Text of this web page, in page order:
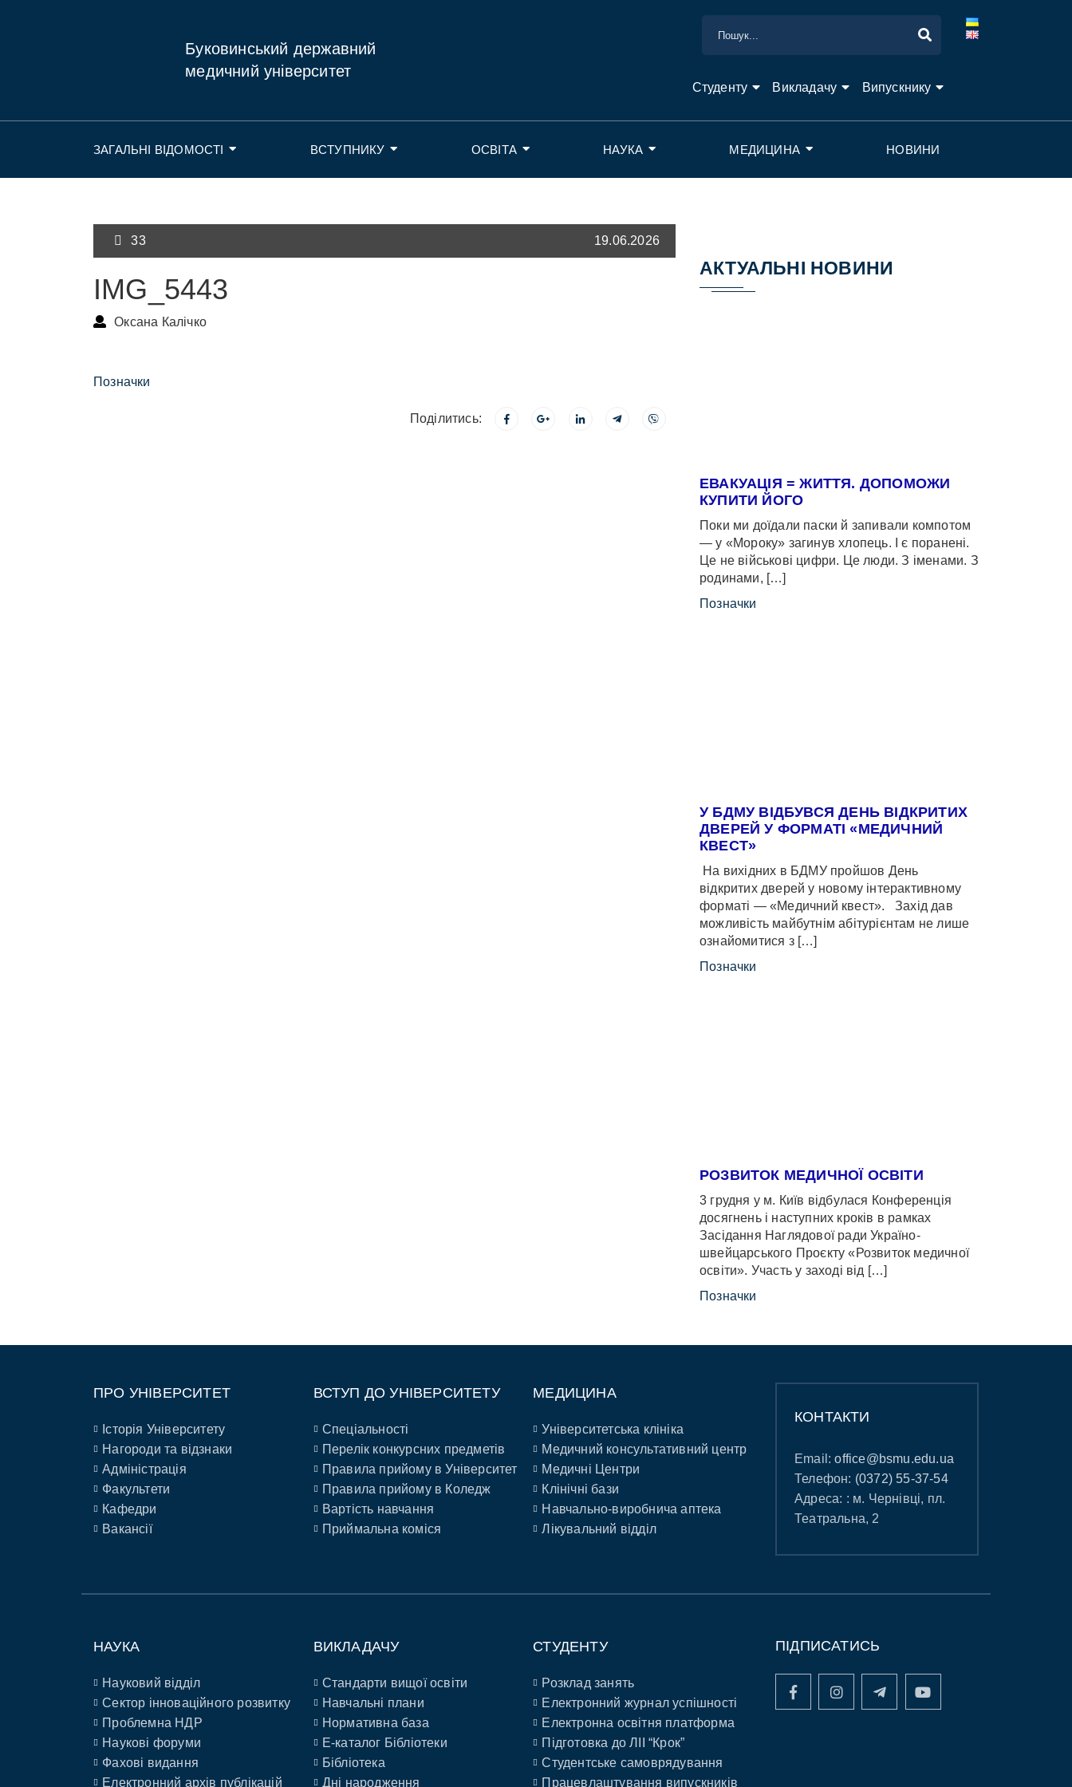
Буковинський державний
медичний університет
Студенту Викладачу Випускнику
ЗАГАЛЬНІ ВІДОМОСТІ ВСТУПНИКУ ОСВІТА НАУКА МЕДИЦИНА НОВИНИ
33 19.06.2026
IMG_5443
Оксана Калічко
Позначки
Поділитись:
АКТУАЛЬНІ НОВИНИ
ЕВАКУАЦІЯ = ЖИТТЯ. ДОПОМОЖИ
КУПИТИ ЙОГО
Поки ми доїдали паски й запивали компотом
— у «Мороку» загинув хлопець. І є поранені.
Це не військові цифри. Це люди. З іменами. З
родинами, […]
Позначки
У БДМУ ВІДБУВСЯ ДЕНЬ ВІДКРИТИХ
ДВЕРЕЙ У ФОРМАТІ «МЕДИЧНИЙ
КВЕСТ»
На вихідних в БДМУ пройшов День
відкритих дверей у новому інтерактивному
форматі — «Медичний квест». Захід дав
можливість майбутнім абітурієнтам не лише
ознайомитися з […]
Позначки
РОЗВИТОК МЕДИЧНОЇ ОСВІТИ
3 грудня у м. Київ відбулася Конференція
досягнень і наступних кроків в рамках
Засідання Наглядової ради Україно-
швейцарського Проєкту «Розвиток медичної
освіти». Участь у заході від […]
Позначки
ПРО УНІВЕРСИТЕТ
Історія Університету
Нагороди та відзнаки
Адміністрація
Факультети
Кафедри
Вакансії
ВСТУП ДО УНІВЕРСИТЕТУ
Спеціальності
Перелік конкурсних предметів
Правила прийому в Університет
Правила прийому в Коледж
Вартість навчання
Приймальна коміся
МЕДИЦИНА
Університетська клініка
Медичний консультативний центр
Медичні Центри
Клінічні бази
Навчально-виробнича аптека
Лікувальний відділ
КОНТАКТИ
Email:office@bsmu.edu.ua
Телефон: (0372) 55-37-54
Адреса: : м. Чернівці, пл.
Театральна, 2
НАУКА
Науковий відділ
Сектор інноваційного розвитку
Проблемна НДР
Наукові форуми
Фахові видання
Електронний архів публікацій
ВИКЛАДАЧУ
Стандарти вищої освіти
Навчальні плани
Нормативна база
E-каталог Бібліотеки
Бібліотека
Дні народження
СТУДЕНТУ
Розклад занять
Електронний журнал успішності
Електронна освітня платформа
Підготовка до ЛІІ “Крок”
Студентське самоврядування
Працевлаштування випускників
ПІДПИСАТИСЬ